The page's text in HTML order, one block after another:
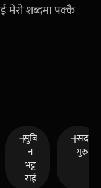
मेरो शब्दमा पक्कै
सुबि
न
भट्ट
राई
सद
गुरु